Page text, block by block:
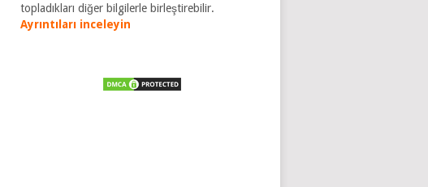
topladıkları diğer bilgilerle birleştirebilir.
Ayrıntıları inceleyin